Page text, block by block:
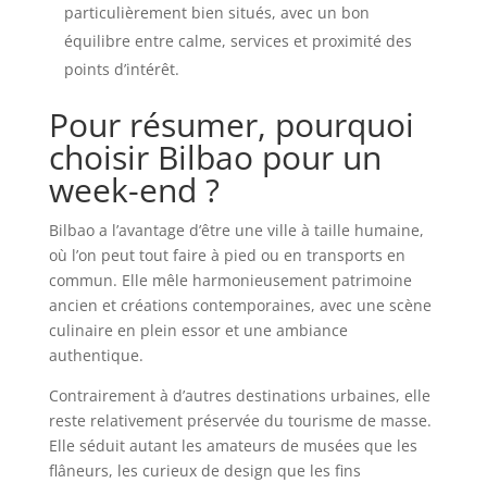
particulièrement bien situés, avec un bon
équilibre entre calme, services et proximité des
points d’intérêt.
Pour résumer, pourquoi
choisir Bilbao pour un
week-end ?
Bilbao a l’avantage d’être une ville à taille humaine,
où l’on peut tout faire à pied ou en transports en
commun. Elle mêle harmonieusement patrimoine
ancien et créations contemporaines, avec une scène
culinaire en plein essor et une ambiance
authentique.
Contrairement à d’autres destinations urbaines, elle
reste relativement préservée du tourisme de masse.
Elle séduit autant les amateurs de musées que les
flâneurs, les curieux de design que les fins